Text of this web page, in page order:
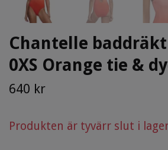
Chantelle baddräkt
0XS Orange tie &
640 kr
Produkten är tyvärr slut i